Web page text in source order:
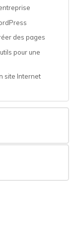
des pages
pour une
site Internet